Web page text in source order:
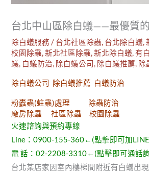
台北中山區除白蟻——最優質
除白蟻服務 / 台北社區除蟲, 台北除白蟻,
校園除蟲,新北社區除蟲,新北除白蟻,有
蟻, 白蟻防治, 除白蟻公司, 除白蟻推薦, 除
除白蟻公司 除白蟻推薦 白蟻防治
粉蠹蟲(蛀蟲)處理 除蟲防治
廠房除蟲 社區除蟲 校園除蟲
火速諮詢與預約專線
Line：0900-155-360←(點擊即可加
電 話：02-2208-3310←(點擊即可通話
台北某店家因室內樓梯間附近有白蟻出現